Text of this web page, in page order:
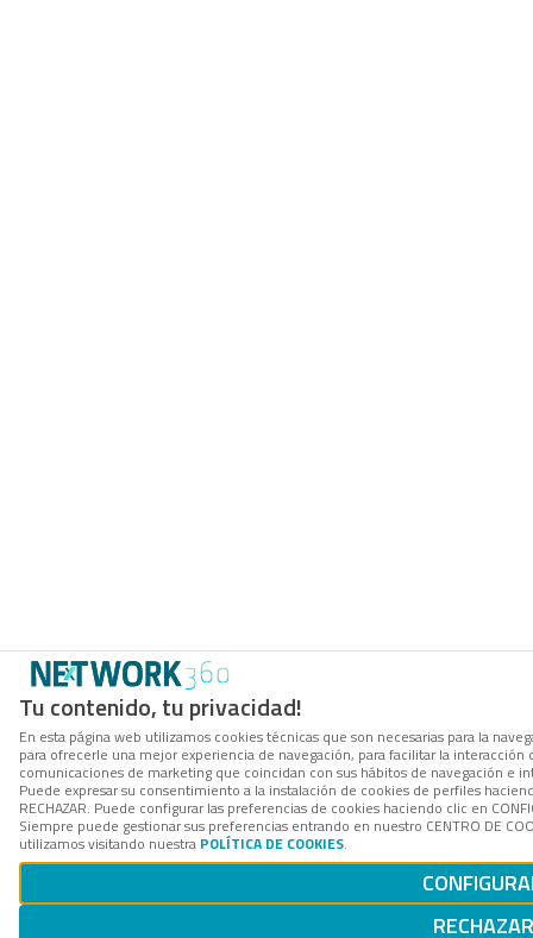
Tu contenido, tu privacidad!
En esta página web utilizamos cookies técnicas que son necesarias para la
para ofrecerle una mejor experiencia de navegación, para facilitar la
comunicaciones de marketing que coincidan con sus hábitos de navegación e
Puede expresar su consentimiento a la instalación de cookies de perfiles
RECHAZAR. Puede configurar las preferencias de cookies haciendo clic en
Siempre puede gestionar sus preferencias entrando en nuestro CENTRO DE
utilizamos visitando nuestra POLÍTICA DE COOKIES.
RECHAZAR